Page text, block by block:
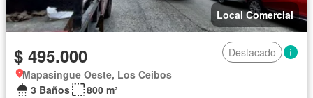
Local Comercial
$ 495.000
Destacado
Mapasingue Oeste, Los Ceibos
3 Baños
800 m²